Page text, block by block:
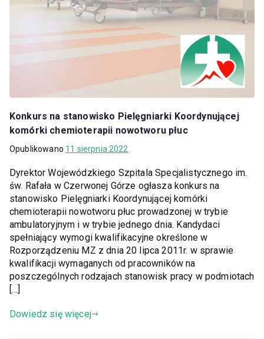
Konkurs na stanowisko Pielęgniarki Koordynującej
komórki chemioterapii nowotworu płuc
Opublikowano 11 sierpnia 2022
Dyrektor Wojewódzkiego Szpitala Specjalistycznego im.
św. Rafała w Czerwonej Górze ogłasza konkurs na
stanowisko Pielęgniarki Koordynującej komórki
chemioterapii nowotworu płuc prowadzonej w trybie
ambulatoryjnym i w trybie jednego dnia. Kandydaci
spełniający wymogi kwalifikacyjne określone w
Rozporządzeniu MZ z dnia 20 lipca 2011r. w sprawie
kwalifikacji wymaganych od pracowników na
poszczególnych rodzajach stanowisk pracy w podmiotach
[…]
Dowiedz się więcej